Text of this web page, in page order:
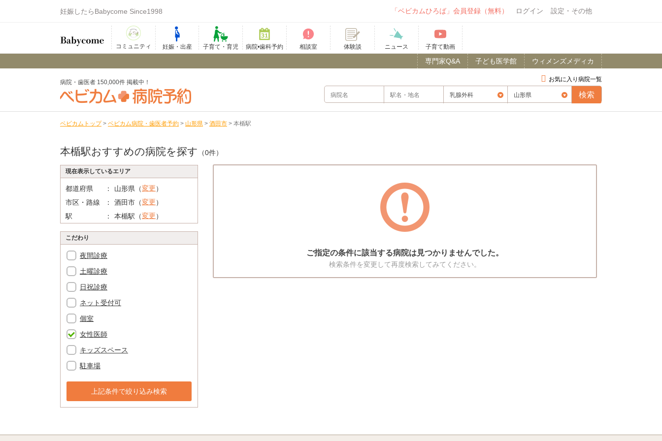
妊娠したらBabycome Since1998 「ベビカムひろば」会員登録（無料） ログイン 設定・その他
コミュニティ 妊娠・出産 子育て・育児 病院•歯科予約 相談室 体験談 ニュース 子育て動画
ウィメンズメディカ
子ども医学館
専門家Q&A
お気に入り病院一覧
病院・歯医者 150,000件 掲載中！
ベビカムトップ > ベビカム病院・歯医者予約 > 山形県 > 酒田市 > 本楯駅
本楯駅おすすめの病院を探す （0件）
現在表示しているエリア
都道府県 山形県（変更）
市区・路線
酒田市（変更）
駅
本楯駅（変更）
こだわり
夜間診療
土曜診療
日祝診療
ネット受付可
個室
女性医師
キッズスペース
駐車場
上記条件で絞り込み検索
ご指定の条件に該当する病院は見つかりませんでした。
検索条件を変更して再度検索してみてください。